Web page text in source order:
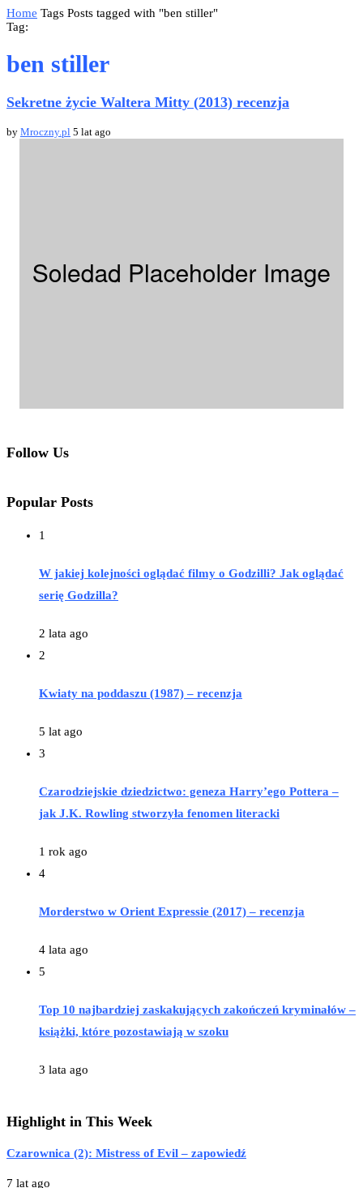
Home Tags Posts tagged with "ben stiller"
Tag:
ben stiller
Sekretne życie Waltera Mitty (2013) recenzja
by Mroczny.pl 5 lat ago
Follow Us
Popular Posts
1
W jakiej kolejności oglądać filmy o Godzilli? Jak oglądać
serię Godzilla?
2 lata ago
2
Kwiaty na poddaszu (1987) – recenzja
5 lat ago
3
Czarodziejskie dziedzictwo: geneza Harry’ego Pottera –
jak J.K. Rowling stworzyła fenomen literacki
1 rok ago
4
Morderstwo w Orient Expressie (2017) – recenzja
4 lata ago
5
Top 10 najbardziej zaskakujących zakończeń kryminałów –
książki, które pozostawiają w szoku
3 lata ago
Highlight in This Week
Czarownica (2): Mistress of Evil – zapowiedź
7 lat ago